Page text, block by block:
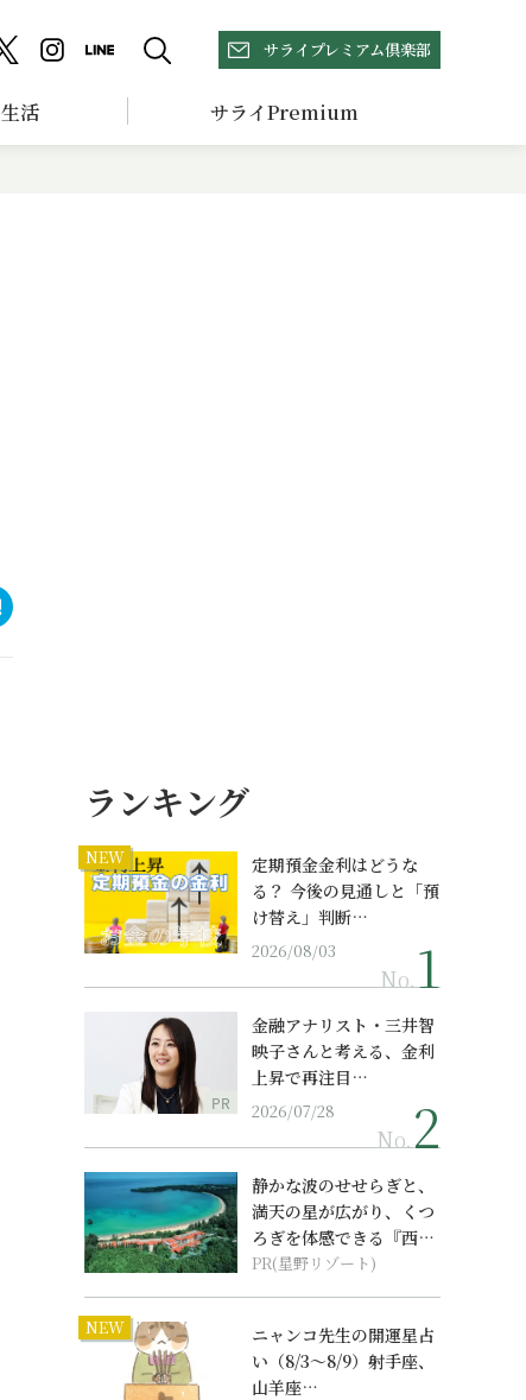
サライプレミアム倶楽部
生活 サライPremium
ランキング
NEW
定期預金金利はどうな
る？ 今後の見通しと「預
け替え」判断…
2026/08/03
No.
PR
金融アナリスト・三井智
映子さんと考える、金利
上昇で再注目…
2026/07/28
No.
静かな波のせせらぎと、
満天の星が広がり、くつ
ろぎを体感できる『西表
島ホテル by...
PR(星野リゾート)
NEW
ニャンコ先生の開運星占
い（8/3～8/9）射手座、
山羊座…